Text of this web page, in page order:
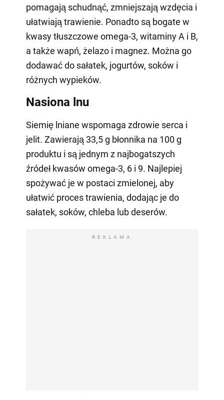
pomagają schudnąć, zmniejszają wzdęcia i
ułatwiają trawienie. Ponadto są bogate w
kwasy tłuszczowe omega-3, witaminy A i B,
a także wapń, żelazo i magnez. Można go
dodawać do sałatek, jogurtów, soków i
różnych wypieków.
Nasiona lnu
Siemię lniane wspomaga zdrowie serca i
jelit. Zawierają 33,5 g błonnika na 100 g
produktu i są jednym z najbogatszych
źródeł kwasów omega-3, 6 i 9. Najlepiej
spożywać je w postaci zmielonej, aby
ułatwić proces trawienia, dodając je do
sałatek, soków, chleba lub deserów.
REKLAMA